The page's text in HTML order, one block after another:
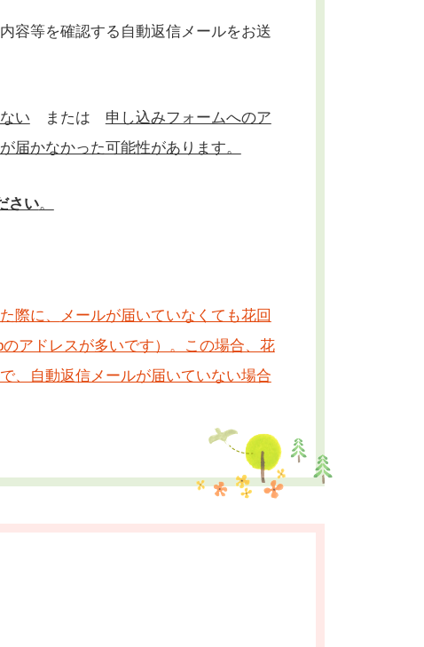
容等を確認する自動返信メールをお送
い または 申し込みフォームへのア
届かなかった可能性があります。
さい。
際に、
メールが届いていなくても花回
のアドレスが多いです）。この場合、花
、自動返信メールが届いていない場合